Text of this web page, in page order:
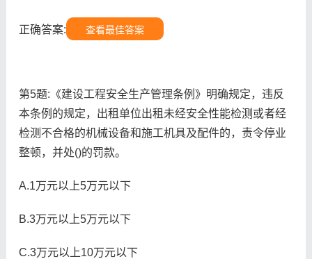
正确答案: 查看最佳答案
第5题:《建设工程安全生产管理条例》明确规定，违反
本条例的规定，出租单位出租未经安全性能检测或者经
检测不合格的机械设备和施工机具及配件的，责令停业
整顿，并处()的罚款。
A.1万元以上5万元以下
B.3万元以上5万元以下
C.3万元以上10万元以下